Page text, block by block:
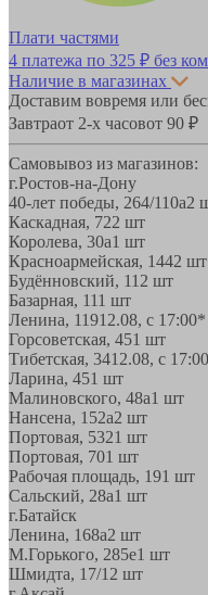
Плати частями
4 платежа по 325 ₽ без
Наличие в магазинах
Доставим вовремя или
Завтраот 2-х часовот 90 ₽
Самовывоз из магазинов:
г.Ростов-на-Дону
40-лет победы, 264/110а2
Каскадная, 722 шт
Королева, 30а1 шт
Красноармейская, 1442 шт
Будённовский, 11 2 шт
Базарная, 111 шт
Ленина, 11912.08, с 17:00*
Горсоветская, 451 шт
Тибетская, 3412.08, с
Ларина, 451 шт
Малиновского, 48а1 шт
Нансена, 152а2 шт
Портовая, 5321 шт
Портовая, 701 шт
Рабочая площадь, 191 шт
Сальский, 28a1 шт
г.Батайск
Ленина, 168а2 шт
М.Горького, 285е1 шт
Шмидта, 17/1 2 шт